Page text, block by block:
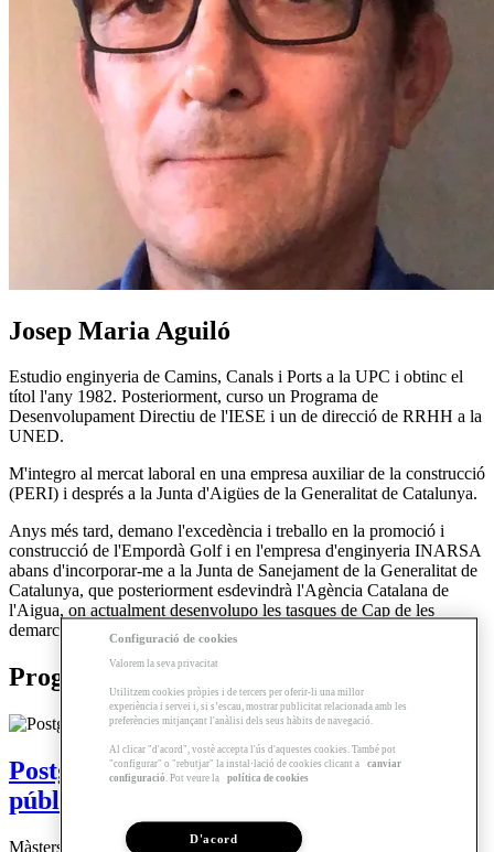
Josep Maria Aguiló
Estudio enginyeria de Camins, Canals i Ports a la UPC i obtinc el
títol l'any 1982. Posteriorment, curso un Programa de
Desenvolupament Directiu de l'IESE i un de direcció de RRHH a la
UNED.
M'integro al mercat laboral en una empresa auxiliar de la construcció
(PERI) i després a la Junta d'Aigües de la Generalitat de Catalunya.
Anys més tard, demano l'excedència i treballo en la promoció i
construcció de l'Empordà Golf i en l'empresa d'enginyeria INARSA
abans d'incorporar-me a la Junta de Sanejament de la Generalitat de
Catalunya, que posteriorment esdevindrà l'Agència Catalana de
l'Aigua, on actualment desenvolupo les tasques de Cap de les
demarcacions territorials de Barcelona.
Programes relacionats
Postgrau | Urbanisme, edificació i espai
públic a l’ Administració Pública.
Màsters i Postgraus
Configuració de cookies
Valorem la seva privacitat
Utilitzem cookies pròpies i de tercers per oferir-li una millor
experiència i servei i, si s’escau, mostrar publicitat relacionada amb les
preferències mitjançant l'anàlisi dels seus hàbits de navegació.
Al clicar "d'acord", vostè accepta l'ús d'aquestes cookies. També pot
"configurar" o "rebutjar" la instal·lació de cookies clicant a
canviar
configuració . Pot veure la política de cookies
D'acord